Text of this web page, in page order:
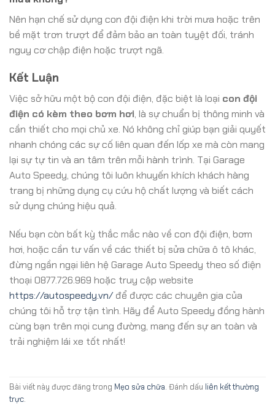
Nên hạn chế sử dụng con đội điện khi trời mưa hoặc trên
bề mặt trơn trượt để đảm bảo an toàn tuyệt đối, tránh
nguy cơ chập điện hoặc trượt ngã.
Kết Luận
Việc sở hữu một bộ con đội điện, đặc biệt là loại con đội
điện có kèm theo bơm hơi, là sự chuẩn bị thông minh và
cần thiết cho mọi chủ xe. Nó không chỉ giúp bạn giải quyết
nhanh chóng các sự cố liên quan đến lốp xe mà còn mang
lại sự tự tin và an tâm trên mỗi hành trình. Tại Garage
Auto Speedy, chúng tôi luôn khuyến khích khách hàng
trang bị những dụng cụ cứu hộ chất lượng và biết cách
sử dụng chúng hiệu quả.
Nếu bạn còn bất kỳ thắc mắc nào về con đội điện, bơm
hơi, hoặc cần tư vấn về các thiết bị sửa chữa ô tô khác,
đừng ngần ngại liên hệ Garage Auto Speedy theo số điện
thoại 0877.726.969 hoặc truy cập website
https://autospeedy.vn/để được các chuyên gia của
chúng tôi hỗ trợ tận tình. Hãy để Auto Speedy đồng hành
cùng bạn trên mọi cung đường, mang đến sự an toàn và
trải nghiệm lái xe tốt nhất!
Bài viết này được đăng trong Mẹo sửa chữa. Đánh dấu liên kết thường
trực.